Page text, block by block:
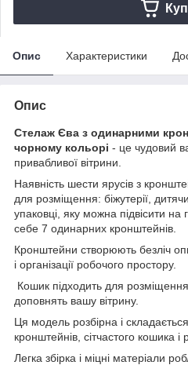
Опис Характеристики
Опис
Стелаж Єва з одинарними
чорному кольорі - це чудовий
привабливої вітрини.
Наявність шести ярусів з
для розміщення: біжутерії,
упаковці, яку можна підвісити
себе 7 одинарних кронштейнів.
Кронштейни створюють безліч
і організації робочого простору.
Кошик підходить для розміщення
доповнять вашу вітрину.
Ця модель розбірна і
кронштейнів, сітчастого кошика і
Легка збірка і міцні матеріали